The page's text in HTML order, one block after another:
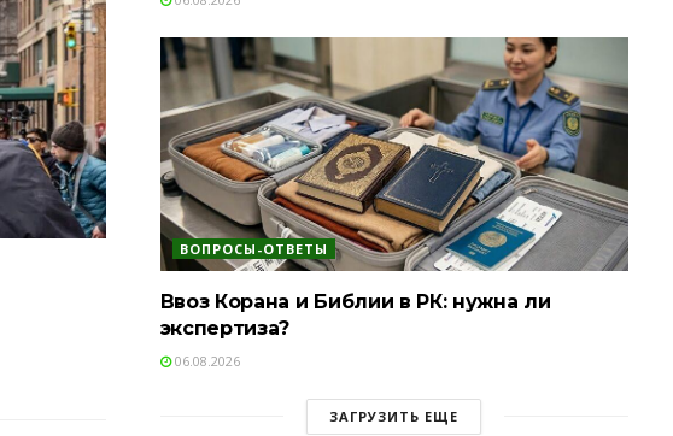
ВОПРОСЫ-ОТВЕТЫ
Ввоз Корана и Библии в РК: нужна ли
экспертиза?
06.08.2026
ЗАГРУЗИТЬ ЕЩЕ